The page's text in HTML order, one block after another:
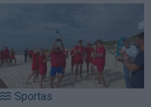
Sportas